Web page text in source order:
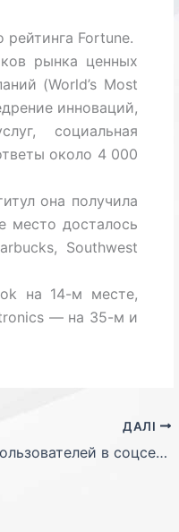
Fortune.
рынка ценных
(World’s Most
инноваций,
социальная
около 4 000
она получила
место досталось
Southwest
на 14-м месте,
— на 35-м и
ДАЛІ
3G меняет поведение пользователей в соцсетях